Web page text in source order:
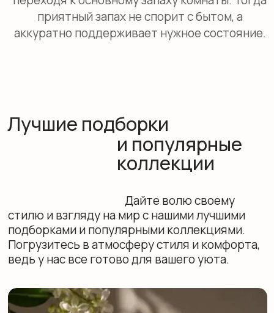
Больше подборок
Дом без пластика
# коллаборации
6 июля 2026
почитать: